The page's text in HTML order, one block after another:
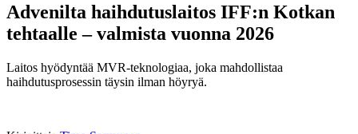
Advenilta haihdutuslaitos IFF:n Kotkan
tehtaalle – valmista vuonna 2026
Laitos hyödyntää MVR-teknologiaa, joka mahdollistaa
haihdutusprosessin täysin ilman höyryä.